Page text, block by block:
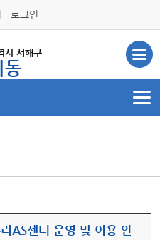
로그인
시 서해구
동
AS센터 운영 및 이용 안